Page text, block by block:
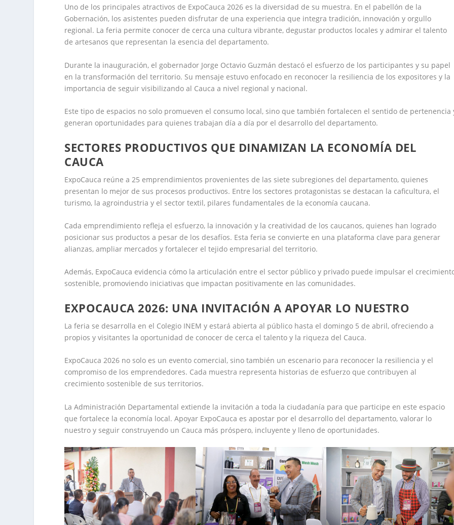
Uno de los principales atractivos de ExpoCauca 2026 es la diversidad de su muestra. En el pabellón de la
Gobernación, los asistentes pueden disfrutar de una experiencia que integra tradición, innovación y orgullo
regional. La feria permite conocer de cerca una cultura vibrante, degustar productos locales y admirar el talento
de artesanos que representan la esencia del departamento.
Durante la inauguración, el gobernador Jorge Octavio Guzmán destacó el esfuerzo de los participantes y su papel
en la transformación del territorio. Su mensaje estuvo enfocado en reconocer la resiliencia de los expositores y la
importancia de seguir visibilizando al Cauca a nivel regional y nacional.
Este tipo de espacios no solo promueven el consumo local, sino que también fortalecen el sentido de pertenencia
generan oportunidades para quienes trabajan día a día por el desarrollo del departamento.
SECTORES PRODUCTIVOS QUE DINAMIZAN LA ECONOMÍA DEL
CAUCA
ExpoCauca reúne a 25 emprendimientos provenientes de las siete subregiones del departamento, quienes
presentan lo mejor de sus procesos productivos. Entre los sectores protagonistas se destacan la caficultura, el
turismo, la agroindustria y el sector textil, pilares fundamentales de la economía caucana.
Cada emprendimiento refleja el esfuerzo, la innovación y la creatividad de los caucanos, quienes han logrado
posicionar sus productos a pesar de los desafíos. Esta feria se convierte en una plataforma clave para generar
alianzas, ampliar mercados y fortalecer el tejido empresarial del territorio.
Además, ExpoCauca evidencia cómo la articulación entre el sector público y privado puede impulsar el
sostenible, promoviendo iniciativas que impactan positivamente en las comunidades.
EXPOCAUCA 2026: UNA INVITACIÓN A APOYAR LO NUESTRO
La feria se desarrolla en el Colegio INEM y estará abierta al público hasta el domingo 5 de abril, ofreciendo a
propios y visitantes la oportunidad de conocer de cerca el talento y la riqueza del Cauca.
ExpoCauca 2026 no solo es un evento comercial, sino también un escenario para reconocer la resiliencia y el
compromiso de los emprendedores. Cada muestra representa historias de esfuerzo que contribuyen al
crecimiento sostenible de sus territorios.
La Administración Departamental extiende la invitación a toda la ciudadanía para que participe en este espacio
que fortalece la economía local. Apoyar ExpoCauca es apostar por el desarrollo del departamento, valorar lo
nuestro y seguir construyendo un Cauca más próspero, incluyente y lleno de oportunidades.